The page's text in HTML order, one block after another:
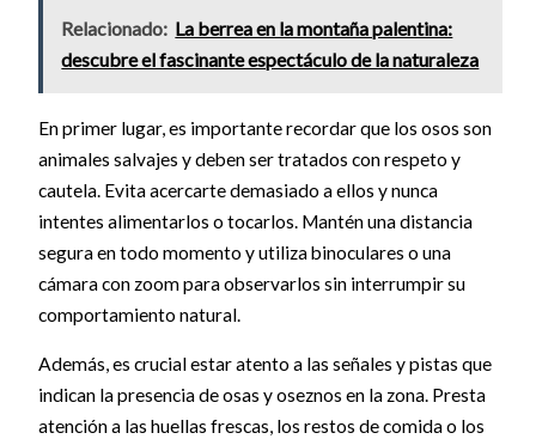
Relacionado: La berrea en la montaña palentina:
descubre el fascinante espectáculo de la naturaleza
En primer lugar, es importante recordar que los osos son
animales salvajes y deben ser tratados con respeto y
cautela. Evita acercarte demasiado a ellos y nunca
intentes alimentarlos o tocarlos. Mantén una distancia
segura en todo momento y utiliza binoculares o una
cámara con zoom para observarlos sin interrumpir su
comportamiento natural.
Además, es crucial estar atento a las señales y pistas que
indican la presencia de osas y oseznos en la zona. Presta
atención a las huellas frescas, los restos de comida o los